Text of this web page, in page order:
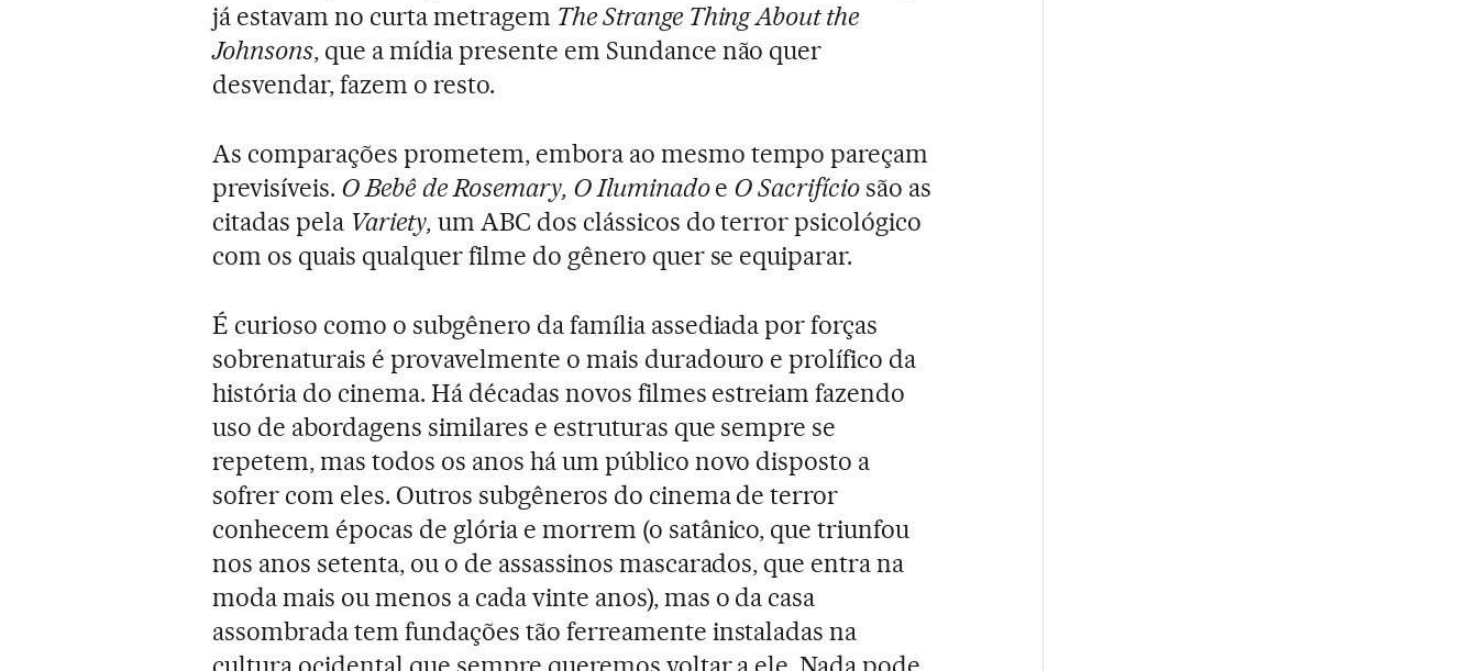
já estavam no curta metragem The Strange Thing About the
Johnsons, que a mídia presente em Sundance não quer
desvendar, fazem o resto.
As comparações prometem, embora ao mesmo tempo pareçam
previsíveis. O Bebê de Rosemary, O Iluminadoe O Sacrifício são as
citadas pela Variety, um ABC dos clássicos do terror psicológico
com os quais qualquer filme do gênero quer se equiparar.
É curioso como o subgênero da família assediada por forças
sobrenaturais é provavelmente o mais duradouro e prolífico da
história do cinema. Há décadas novos filmes estreiam fazendo
uso de abordagens similares e estruturas que sempre se
repetem, mas todos os anos há um público novo disposto a
sofrer com eles. Outros subgêneros do cinema de terror
conhecem épocas de glória e morrem (o satânico, que triunfou
nos anos setenta, ou o de assassinos mascarados, que entra na
moda mais ou menos a cada vinte anos), mas o da casa
assombrada tem fundações tão ferreamente instaladas na